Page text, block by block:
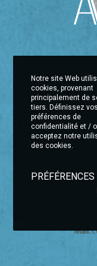
Mail.
Notre site Web
cookies, provenant
principalement de
tiers. Définissez vos
préférences de
confidentialité et /
acceptez notre
des cookies.